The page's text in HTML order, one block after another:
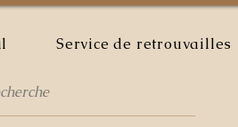
Service de retrouvailles